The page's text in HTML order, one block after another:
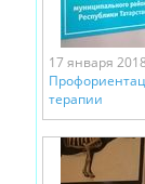
17 января
терапии